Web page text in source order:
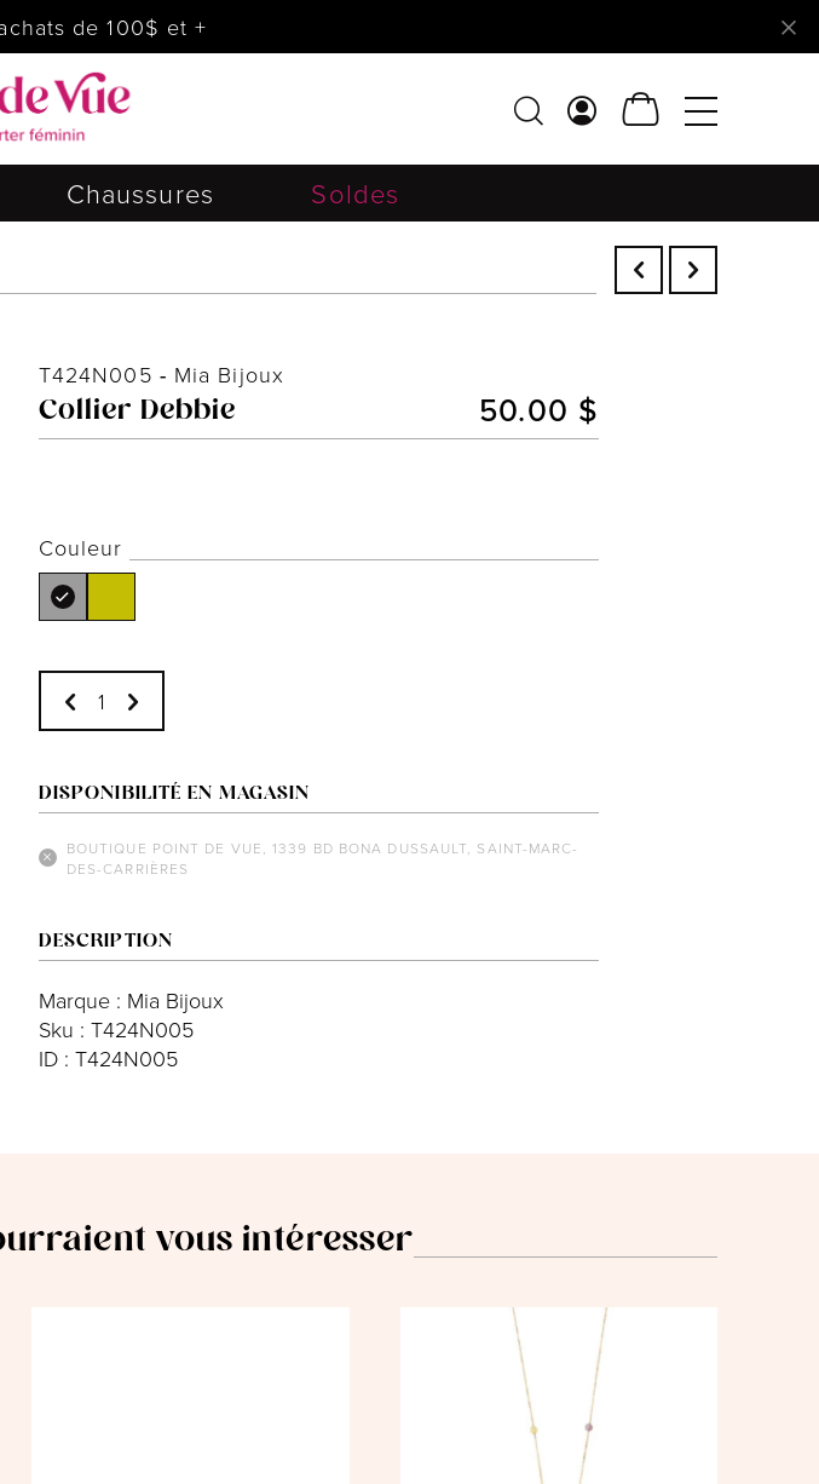
de 100$ et +
Chaussures Soldes
T424N005 - Mia Bijoux
Collier Debbie 50.00 $
Couleur
DISPONIBILITÉ EN MAGASIN
BOUTIQUE POINT DE VUE, 1339 BD BONA DUSSAULT, SAINT-MARC-
DES-CARRIÈRES
DESCRIPTION
Marque : Mia Bijoux
Sku : T424N005
ID : T424N005
vous intéresser